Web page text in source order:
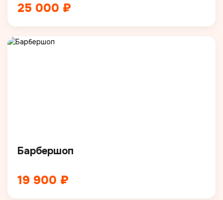
25 000 ₽
Барбершоп
19 900 ₽